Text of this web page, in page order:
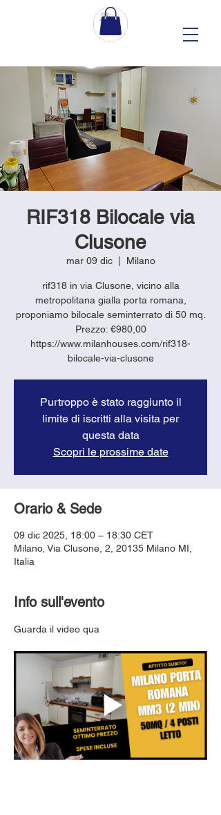
RIF318 Bilocale via
Clusone
mar 09 dic
  |
Milano
rif318 in via Clusone, vicino alla
metropolitana gialla porta romana,
proponiamo bilocale seminterrato di 50 mq.
Prezzo: €980,00
https://www.milanhouses.com/rif318-
bilocale-via-clusone
Purtroppo è stato raggiunto il
limite di iscritti alla visita per
questa data
Scopri le prossime date
Orario & Sede
09 dic 2025, 18:00 – 18:30 CET
Milano, Via Clusone, 2, 20135 Milano MI,
Italia
Info sull'evento
Guarda il video qua